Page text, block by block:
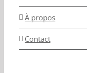
À propos
Contact